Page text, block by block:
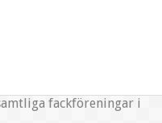
fackföreningar i